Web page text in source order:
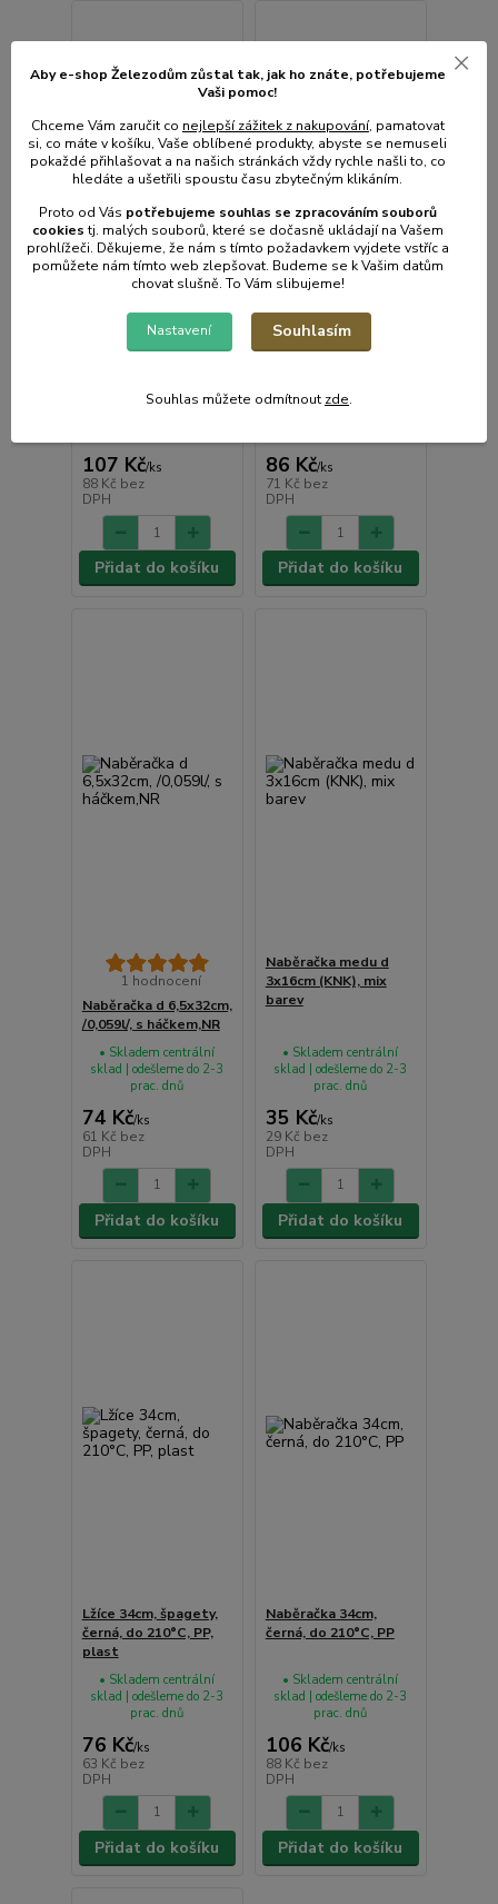
Naběračka d10x37cm
107 Kč/ks
88 Kč bez
DPH
• Skladem centrální
Přidat do košíku
Naběračka d 8,0x36cm,
86 Kč/ks
71 Kč bez
DPH
• Skladem centrální
Přidat do košíku
1 hodnocení
Naběračka d 6,5x32cm,
/0,059l/, s háčkem,NR
74 Kč/ks
61 Kč bez
DPH
• Skladem centrální
sklad | odešleme do 2-3
prac. dnů
Přidat do košíku
Naběračka medu d
3x16cm (KNK), mix
barev
35 Kč/ks
29 Kč bez
DPH
• Skladem centrální
sklad | odešleme do 2-3
prac. dnů
Přidat do košíku
Lžíce 34cm, špagety,
černá, do 210°C, PP,
plast
76 Kč/ks
63 Kč bez
DPH
• Skladem centrální
sklad | odešleme do 2-3
prac. dnů
Přidat do košíku
Naběračka 34cm,
černá, do 210°C, PP
106 Kč/ks
88 Kč bez
DPH
• Skladem centrální
sklad | odešleme do 2-3
prac. dnů
Přidat do košíku
Aby e-shop Železodům zůstal tak, jak ho znáte, potřebujeme
Vaši pomoc!
Chceme Vám zaručit co nejlepší zážitek z nakupování, pamatovat
si, co máte v košíku, Vaše oblíbené produkty, abyste se nemuseli
pokaždé přihlašovat a na našich stránkách vždy rychle našli to, co
hledáte a ušetřili spoustu času zbytečným klikáním.
Proto od Vás potřebujeme souhlas se zpracováním souborů
cookiestj. malých souborů, které se dočasně ukládají na Vašem
prohlížeči. Děkujeme, že nám s tímto požadavkem vyjdete vstříc a
pomůžete nám tímto web zlepšovat. Budeme se k Vašim datům
chovat slušně. To Vám slibujeme!
Nastavení Souhlasím
Souhlas můžete odmítnout zde.